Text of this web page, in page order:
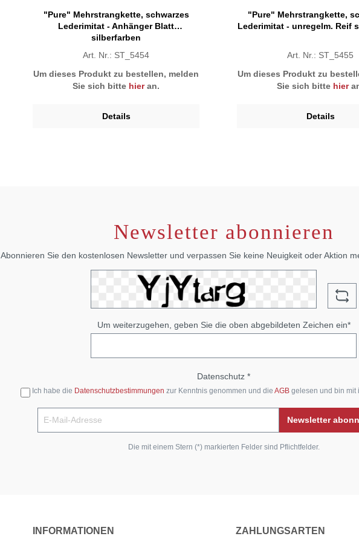
"Pure" Mehrstrangkette, schwarzes
Lederimitat - Anhänger Blatt
silberfarben
Art. Nr.: ST_5454
Um dieses Produkt zu bestellen, melden
Sie sich bitte hieran.
Details
"Pure" Mehrstrangkette,
Lederimitat - unregelm. Reif
Art. Nr.: ST_5455
Um dieses Produkt zu
Sie sich bitte hier
Details
Newsletter abonnieren
Abonnieren Sie den kostenlosen Newsletter und verpassen Sie keine Neuigkeit oder Aktion
Um weiterzugehen, geben Sie die oben abgebildeten Zeichen ein*
Datenschutz *
Ich habe die Datenschutzbestimmungen zur Kenntnis genommen und die AGBgelesen und bin mit
Newsletter
Die mit einem Stern (*) markierten Felder sind Pflichtfelder.
INFORMATIONEN ZAHLUNGSARTEN